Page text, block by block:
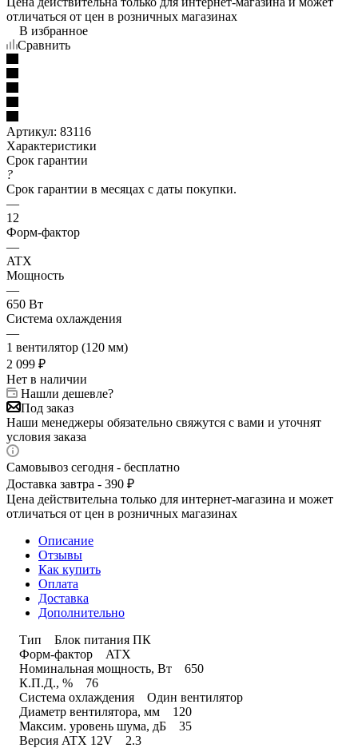
отличаться от цен в розничных магазинах
В избранное
Сравнить
Артикул: 83116
Характеристики
Срок гарантии
?
Срок гарантии в месяцах с даты покупки.
—
12
Форм-фактор
—
ATX
Мощность
—
650 Вт
Система охлаждения
—
1 вентилятор (120 мм)
2 099 ₽
Нет в наличии
Нашли дешевле?
Под заказ
Наши менеджеры обязательно свяжутся с вами и уточнят
условия заказа
Самовывоз сегодня - бесплатно
Доставка завтра - 390 ₽
Цена действительна только для интернет-магазина и может
отличаться от цен в розничных магазинах
Описание
Отзывы
Как купить
Оплата
Доставка
Дополнительно
Тип Блок питания ПК
Форм-фактор ATX
Номинальная мощность, Вт 650
К.П.Д., % 76
Система охлаждения Один вентилятор
Диаметр вентилятора, мм 120
Максим. уровень шума, дБ 35
Версия ATX 12V 2.3